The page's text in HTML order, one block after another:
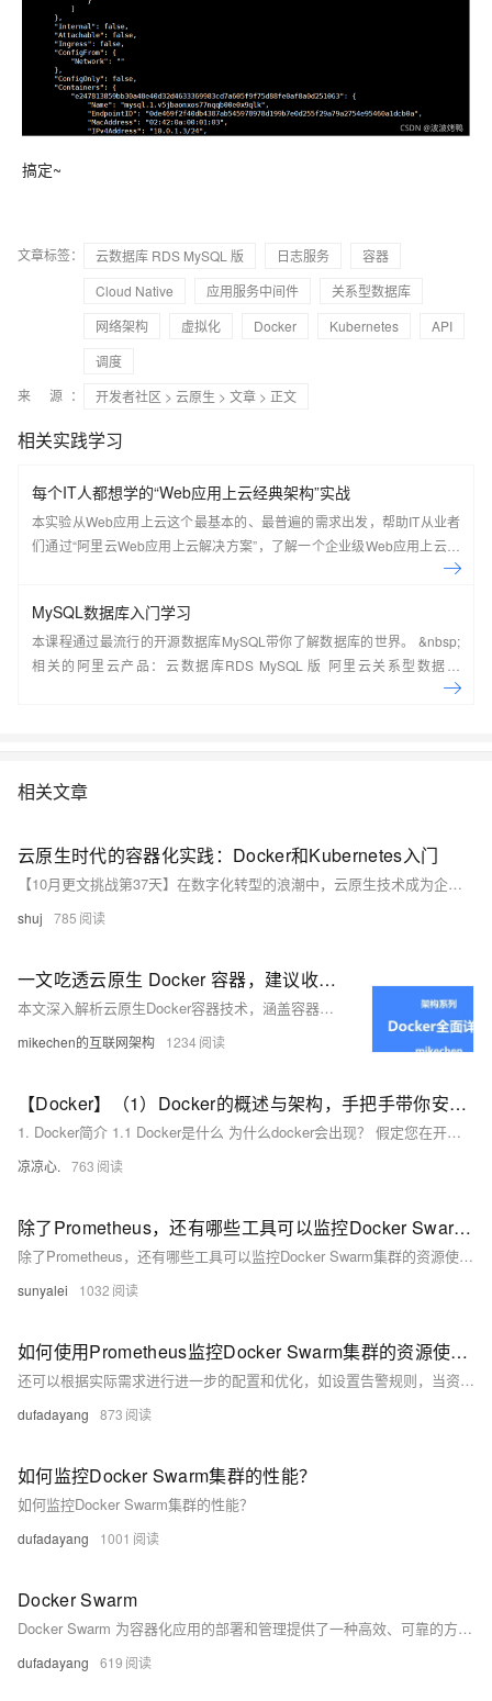
搞定~
文章标签： 云数据库 RDS MySQL 版 日志服务
容器
Cloud Native
应用服务中间件
关系型数据库
网络架构
虚拟化 Docker Kubernetes
API
调度
来 源：
开发者社区 > 云原生 > 文章 > 正文
相关实践学习
每个IT人都想学的“Web应用上云经典架构”实战
本实验从Web应用上云这个最基本的、最普遍的需求出发，帮助IT从业者
们通过“阿里云Web应用上云解决方案”，了解一个企业级Web应用上云的
MySQL数据库入门学习
本课程通过最流行的开源数据库MySQL带你了解数据库的世界。 &nbsp;
相关的阿里云产品：云数据库RDS MySQL 版 阿里云关系型数据库
RDS（Relational Database Service）是一种稳定可靠、可弹性伸缩的在
相关文章
云原生时代的容器化实践：Docker和Kubernetes入门
【10月更文挑战第37天】在数字化转型的浪潮中，云原生技术成为企业提升敏捷性和效率的关键。本篇文章将引导读者了解如何利用Docker进行容器化打包及部署，以及Kubernetes集群管理的基础操作，帮助初学者快速入门云原生的世界。通过实际案例分析，我们将深入探讨这些技术在现代IT架构中的应用与影响。
shuj 785
一文吃透云原生 Docker 容器，建议收藏！
本文深入解析云原生Docker容器技术，涵盖容器与Docker的概念、优势、架构设计及应用场景等，建议收藏。关注【mikechen的互联网架构】，10年+BAT架构经验倾囊相授。
mikechen的互联网架构 1234
【Docker】（1）Docker的概述与架构，手把手带你安装Docker，云原生路上不可缺少的一门技术！
1. Docker简介 1.1 Docker是什么 为什么docker会出现？ 假定您在开发一款平台项目，您的开发环境具有特定的配置。其他开发人员身处的环境配置也各有不同。 您正在开发的应用依赖于您当前的配置且还要依赖于某些配置文件。 您的企业还拥有标准化的测试和生产环境，且具有自身的配置和一系列支持文件。 **要求：**希望尽可能多在本地模拟这些环境而不产生重新创建服务器环境的开销 问题： 要如何确保应用能够在这些环境中运行和通过质量检测？ 在部署过程中不出现令人头疼的版本、配置问题 无需重新编写代码和进行故障修复
凉凉心. 763
除了Prometheus，还有哪些工具可以监控Docker Swarm集群的资源使用情况？
除了Prometheus，还有哪些工具可以监控Docker Swarm集群的资源使用情况？
sunyalei 1032
如何使用Prometheus监控Docker Swarm集群的资源使用情况？
还可以根据实际需求进行进一步的配置和优化，如设置告警规则，当资源使用超出阈值时及时发出警报。通过这些步骤，能够有效地使用 Prometheus 对 Docker Swarm 集群的资源进行监控和管理。
dufadayang 873
如何监控Docker Swarm集群的性能？
如何监控Docker Swarm集群的性能？
dufadayang 1001
Docker Swarm
Docker Swarm 为容器化应用的部署和管理提供了一种高效、可靠的方式，使开发者能够更轻松地构建和运行分布式应用。随着容器技术的不断发展，Docker Swarm 在企业级应用中的应用也将越来越广泛。
dufadayang 619